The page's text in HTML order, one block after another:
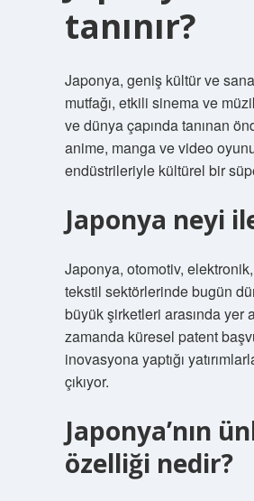
tanınır?
Japonya, geniş kültür ve
mutfağı, etkili sinema ve
ve dünya çapında tanınan
anime, manga ve video
endüstrileriyle kültürel bir
Japonya neyi
Japonya, otomotiv,
tekstil sektörlerinde bugün
büyük şirketleri arasında yer
zamanda küresel patent
inovasyona yaptığı
çıkıyor.
Japonya’nın
özelliği nedir?